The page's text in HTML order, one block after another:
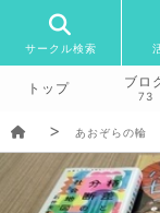
サークル検索
トップ ブロ
73
あおぞらの輪